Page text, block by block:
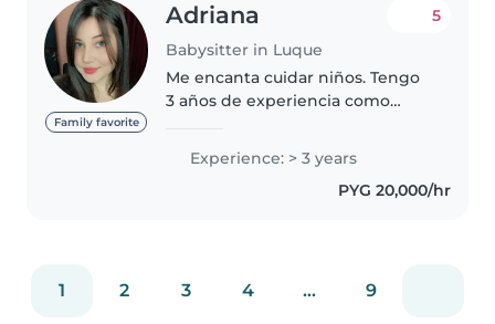
Family favorite
Adriana
Babysitter in Luque
5
Me encanta cuidar niños. Tengo
3 años de experiencia como
niños pequeños, preescolares y
de escuela primaria. Soy una
persona responsable, creativa y..
Experience: > 3 years
PYG 20,000/hr
1 2 3 4 ... 9